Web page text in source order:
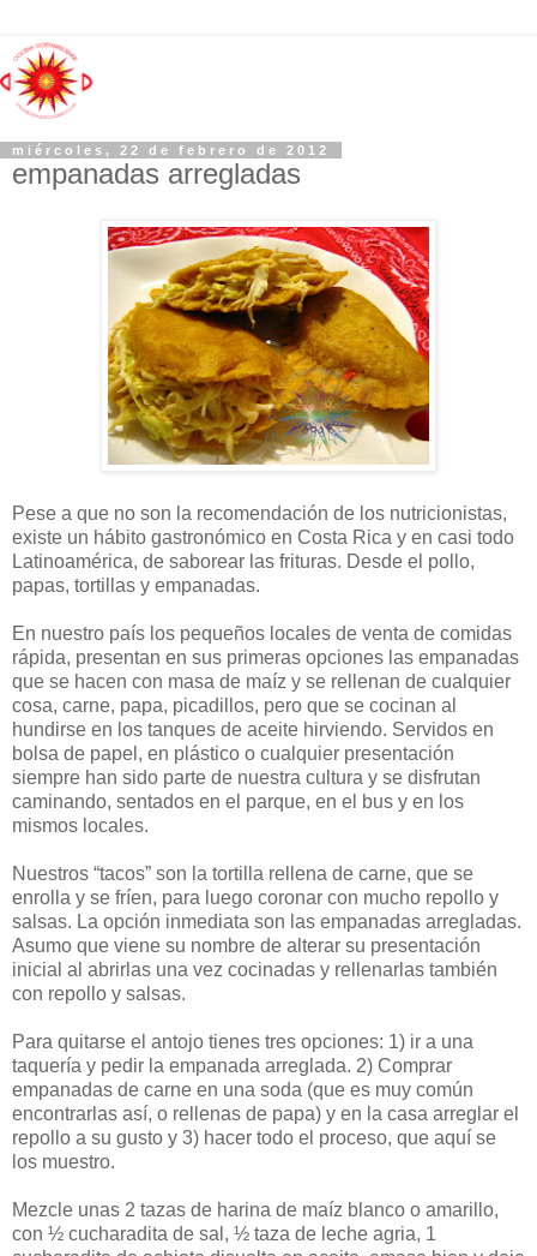
miércoles, 22 de febrero de 2012
empanadas arregladas
Pese a que no son la recomendación de los nutricionistas,
existe un hábito gastronómico en Costa Rica y en casi todo
Latinoamérica, de saborear las frituras. Desde el pollo,
papas, tortillas y empanadas.
En nuestro país los pequeños locales de venta de comidas
rápida, presentan en sus primeras opciones las empanadas
que se hacen con masa de maíz y se rellenan de cualquier
cosa, carne, papa, picadillos, pero que se cocinan al
hundirse en los tanques de aceite hirviendo. Servidos en
bolsa de papel, en plástico o cualquier presentación
siempre han sido parte de nuestra cultura y se disfrutan
caminando, sentados en el parque, en el bus y en los
mismos locales.
Nuestros “tacos” son la tortilla rellena de carne, que se
enrolla y se fríen, para luego coronar con mucho repollo y
salsas. La opción inmediata son las empanadas arregladas.
Asumo que viene su nombre de alterar su presentación
inicial al abrirlas una vez cocinadas y rellenarlas también
con repollo y salsas.
Para quitarse el antojo tienes tres opciones: 1) ir a una
taquería y pedir la empanada arreglada. 2) Comprar
empanadas de carne en una soda (que es muy común
encontrarlas así, o rellenas de papa) y en la casa arreglar el
repollo a su gusto y 3) hacer todo el proceso, que aquí se
los muestro.
Mezcle unas 2 tazas de harina de maíz blanco o amarillo,
con ½ cucharadita de sal, ½ taza de leche agria, 1